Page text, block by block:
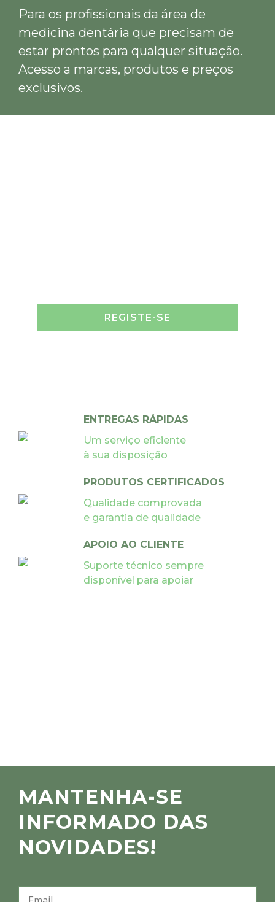
Para os profissionais da área de
medicina dentária que precisam de
estar prontos para qualquer situação.
Acesso a marcas, produtos e preços
exclusivos.
REGISTE-SE
ENTREGAS RÁPIDAS
Um serviço eficiente
à sua disposição
PRODUTOS CERTIFICADOS
Qualidade comprovada
e garantia de qualidade
APOIO AO CLIENTE
Suporte técnico sempre
disponível para apoiar
MANTENHA-SE
INFORMADO DAS
NOVIDADES!